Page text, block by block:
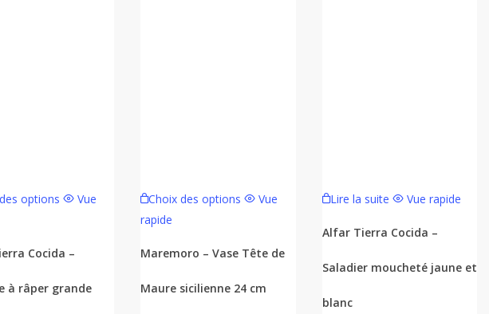
options
produit
plusieurs
Les
Vue
Cocida –
à râper grande
Choix des options
produit
plusieurs
Les
Vue
rapide
Maremoro – Vase Tête de
Maure sicilienne 24 cm
Lire la suite Vue rapide
Alfar Tierra Cocida –
Saladier moucheté jaune et
blanc